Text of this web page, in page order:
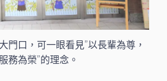
門口，可一眼看見”以長輩為尊，
務為榮”的理念。